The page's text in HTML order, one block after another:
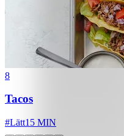
8
Tacos
#Lätt15 MIN